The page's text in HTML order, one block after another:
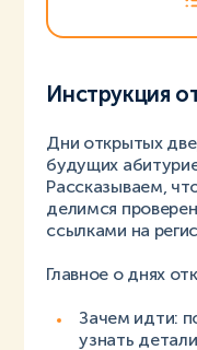
Инструкция
Дни открытых
будущих
Рассказываем,
делимся
ссылками на
Главное о днях
Зачем идти:
узнать